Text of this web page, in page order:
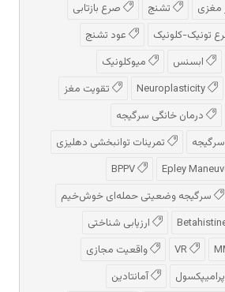
مغزی تشنج
صرع بازتابی
تونیک-کلونیک
عود تشنج
ابسنس
میوکلونیک
تقویت مغز
درمان خانگی سرگیجه
تمرینات توانبخشی دهلیزی
سرگیجه وضعیتی حمله‌ای خوش‌خیم
ارزیابی شناختی
واقعیت مجازی
پرامیپکسول
آمانتادین